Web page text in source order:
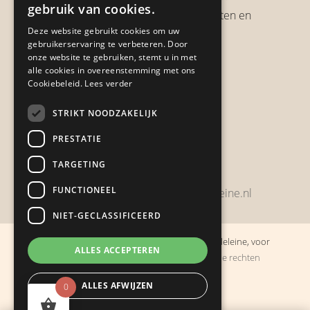
Verzendbeleid, verzendkosten en
verzendtijden
Heb je een klacht?
Zwijnsbergenstraat 154
bestelling@boulevarddelamadeleine.nl
Boulevard de la Madeleine, voor
cadeaus die je stiekem liever zelf houdt· Alle rechten
voorbehouden
Ontwikkeling door
Probu
0
gebruik van cookies.
Deze website gebruikt cookies om uw
gebruikerservaring te verbeteren. Door
onze website te gebruiken, stemt u in met
alle cookies in overeenstemming met ons
Cookiebeleid. Lees verder
STRIKT NOODZAKELIJK
PRESTATIE
TARGETING
FUNCTIONEEL
NIET-GECLASSIFICEERD
ALLES ACCEPTEREN
ALLES AFWIJZEN